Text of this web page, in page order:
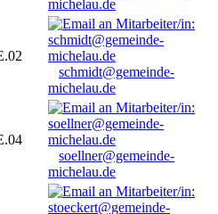
michelau.de
schmidt@gemeinde-
michelau.de
soellner@gemeinde-
michelau.de